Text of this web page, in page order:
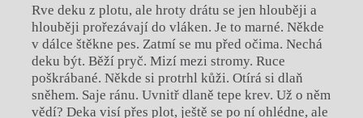
Rve deku z plotu, ale hroty drátu se jen hlouběji a
hlouběji prořezávají do vláken. Je to marné. Někde
v dálce štěkne pes. Zatmí se mu před očima. Nechá
deku být. Běží pryč. Mizí mezi stromy. Ruce
poškrábané. Někde si protrhl kůži. Otírá si dlaň
sněhem. Saje ránu. Uvnitř dlaně tepe krev. Už o něm
vědí? Deka visí přes plot, ještě se po ní ohlédne, ale